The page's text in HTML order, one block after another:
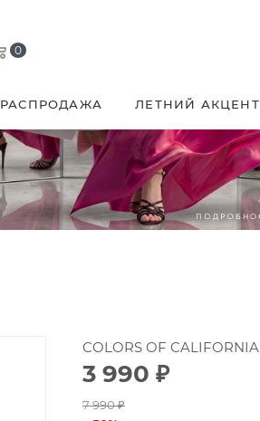
0
РАСПРОДАЖА ЛЕТНИЙ АКЦЕНТ
COLORS OF CALIFORNIA
3 990 ₽
7 990₽